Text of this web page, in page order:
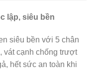
lập, siêu bền
siêu bền với 5 chân
vát cạnh chống trượt
hết sức an toàn khi